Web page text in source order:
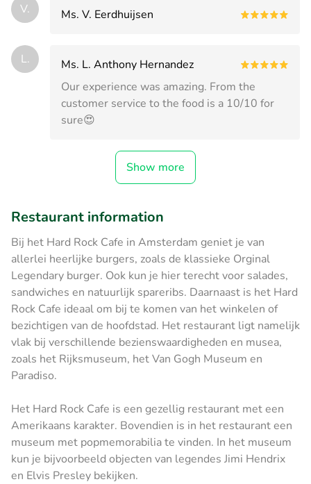
V. Ms. V. Eerdhuijsen
L.
Ms. L. Anthony Hernandez
Our experience was amazing. From the
customer service to the food is a 10/10 for
sure😍
Show more
Restaurant information
Bij het Hard Rock Cafe in Amsterdam geniet je van
allerlei heerlijke burgers, zoals de klassieke Orginal
Legendary burger. Ook kun je hier terecht voor salades,
sandwiches en natuurlijk spareribs. Daarnaast is het Hard
Rock Cafe ideaal om bij te komen van het winkelen of
bezichtigen van de hoofdstad. Het restaurant ligt namelijk
vlak bij verschillende bezienswaardigheden en musea,
zoals het Rijksmuseum, het Van Gogh Museum en
Paradiso.
Het Hard Rock Cafe is een gezellig restaurant met een
Amerikaans karakter. Bovendien is in het restaurant een
museum met popmemorabilia te vinden. In het museum
kun je bijvoorbeeld objecten van legendes Jimi Hendrix
en Elvis Presley bekijken.